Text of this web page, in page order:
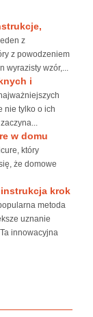
z
z powodzeniem
wyrazisty wzór,...
i
nie tylko o ich
w domu
który
że domowe
krok
metoda
uznanie
innowacyjna